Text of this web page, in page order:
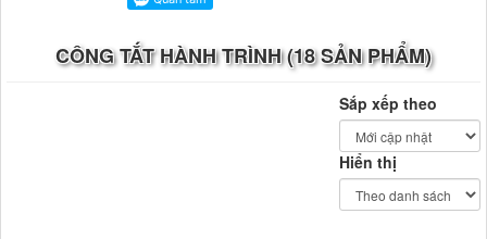
CÔNG TẮT HÀNH TRÌNH (18 SẢN PHẨM)
Sắp xếp theo
Hiển thị